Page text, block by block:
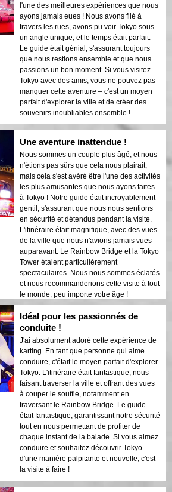
l'une des meilleures expériences que nous
ayons jamais eues ! Nous avons filé à
travers les rues, avons pu voir Tokyo sous
un angle unique, et le temps était parfait.
Le guide était génial, s'assurant toujours
que nous restions ensemble et que nous
passions un bon moment. Si vous visitez
Tokyo avec des amis, vous ne pouvez pas
manquer cette aventure – c'est un moyen
parfait d'explorer la ville et de créer des
souvenirs inoubliables ensemble !
Une aventure inattendue !
Nous sommes un couple plus âgé, et nous
n'étions pas sûrs que cela nous plairait,
mais cela s'est avéré être l'une des activités
les plus amusantes que nous ayons faites
à Tokyo ! Notre guide était incroyablement
gentil, s'assurant que nous nous sentions
en sécurité et détendus pendant la visite.
L'itinéraire était magnifique, avec des vues
de la ville que nous n'avions jamais vues
auparavant. Le Rainbow Bridge et la Tokyo
Tower étaient particulièrement
spectaculaires. Nous nous sommes éclatés
et nous recommanderions cette visite à tout
le monde, peu importe votre âge !
Idéal pour les passionnés de
conduite !
J'ai absolument adoré cette expérience de
karting. En tant que personne qui aime
conduire, c'était le moyen parfait d'explorer
Tokyo. L'itinéraire était fantastique, nous
faisant traverser la ville et offrant des vues
à couper le souffle, notamment en
traversant le Rainbow Bridge. Le guide
était fantastique, garantissant notre sécurité
tout en nous permettant de profiter de
chaque instant de la balade. Si vous aimez
conduire et souhaitez découvrir Tokyo
d'une manière palpitante et nouvelle, c'est
la visite à faire !